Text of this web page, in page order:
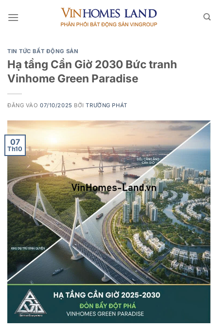
qua
TIN TỨC BẤT ĐỘNG SẢN
Hạ tầng Cần Giờ 2030 Bức tranh
Vinhome Green Paradise
ĐĂNG VÀO07/10/2025 BỞITRƯỜNG PHÁT
07
Th10